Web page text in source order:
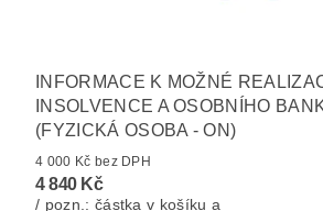
INFORMACE K MOŽNÉ
INSOLVENCE A OSOBNÍHO
(FYZICKÁ OSOBA - ON)
4 000 Kč bez DPH
4 840 Kč
/ pozn.: částka v košíku a